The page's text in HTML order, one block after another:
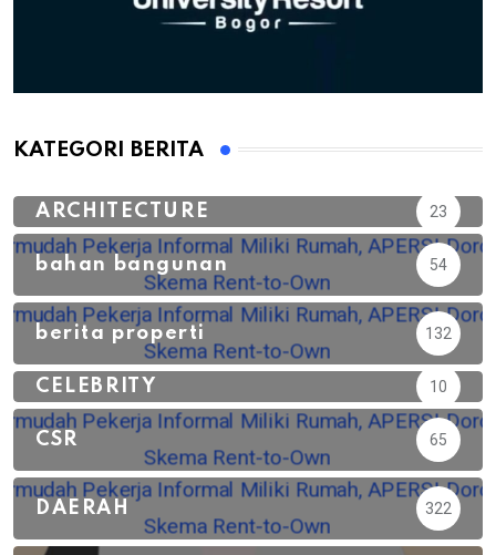
KATEGORI BERITA
ARCHITECTURE 23
bahan bangunan 54
berita properti 132
CELEBRITY 10
CSR 65
DAERAH 322